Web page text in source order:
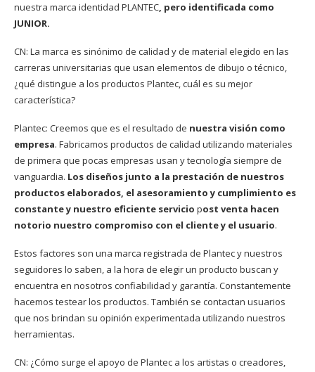
nuestra marca identidad PLANTEC, pero identificada como
JUNIOR.
CN: La marca es sinónimo de calidad y de material elegido en las
carreras universitarias que usan elementos de dibujo o técnico,
¿qué distingue a los productos Plantec, cuál es su mejor
característica?
Plantec: Creemos que es el resultado de nuestra visión como
empresa. Fabricamos productos de calidad utilizando materiales
de primera que pocas empresas usan y tecnología siempre de
vanguardia. Los diseños junto a la prestación de nuestros
productos elaborados, el asesoramiento y cumplimiento es
constante y nuestro eficiente servicio post venta hacen
notorio nuestro compromiso con el cliente y el usuario.
Estos factores son una marca registrada de Plantec y nuestros
seguidores lo saben, a la hora de elegir un producto buscan y
encuentra en nosotros confiabilidad y garantía. Constantemente
hacemos testear los productos. También se contactan usuarios
que nos brindan su opinión experimentada utilizando nuestros
herramientas.
CN: ¿Cómo surge el apoyo de Plantec a los artistas o creadores,